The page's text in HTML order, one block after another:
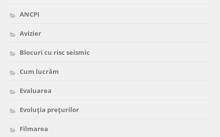
ANCPI
Avizier
Blocuri cu risc seismic
Cum lucrăm
Evaluarea
Evoluția prețurilor
Filmarea